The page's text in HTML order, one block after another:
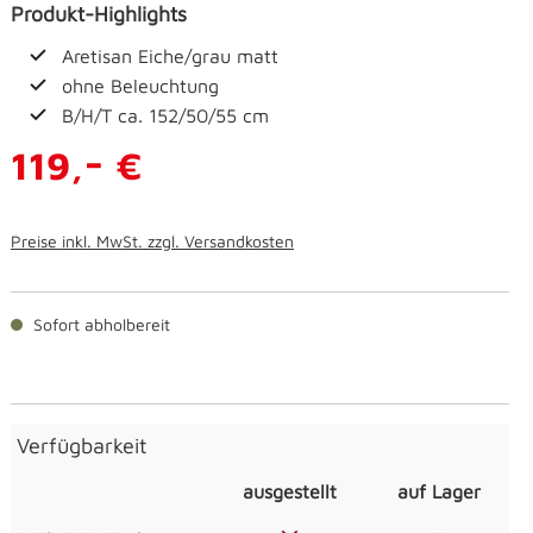
Produkt-Highlights
Aretisan Eiche/grau matt
ohne Beleuchtung
B/H/T ca. 152/50/55 cm
119,- €
Preise inkl. MwSt. zzgl. Versandkosten
Sofort abholbereit
Verfügbarkeit
ausgestellt auf Lager